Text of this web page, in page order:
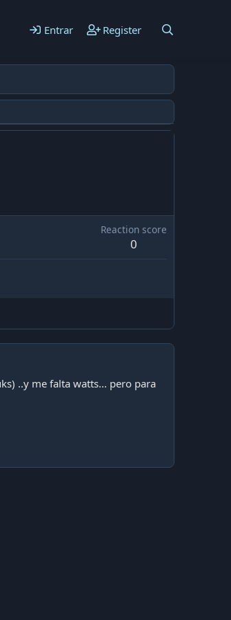
Entrar Register
Reaction score
0
..y me falta watts... pero para